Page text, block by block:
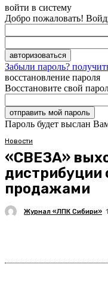
войти в систему
Добро пожаловать!
Забыли пароль?
восстановление пароля
Восстановите свой
Пароль будет выслан
Новости
«СВЕЗА»
продажами
Журнал «ЛПК Сибири»